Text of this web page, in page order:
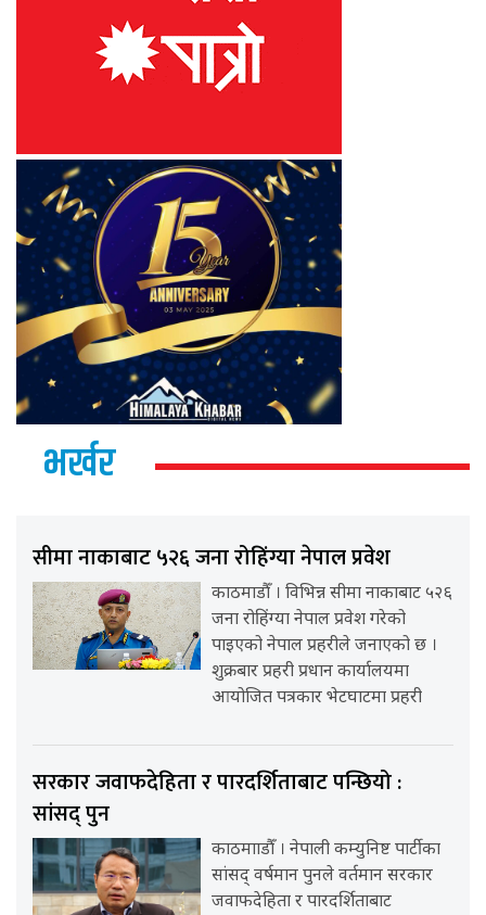
भर्खर
सीमा नाकाबाट ५२६ जना रोहिंग्या नेपाल प्रवेश
काठमाडौँ । विभिन्न सीमा नाकाबाट ५२६
जना रोहिंग्या नेपाल प्रवेश गरेको
पाइएको नेपाल प्रहरीले जनाएको छ ।
शुक्रबार प्रहरी प्रधान कार्यालयमा
आयोजित पत्रकार भेटघाटमा प्रहरी
सरकार जवाफदेहिता र पारदर्शिताबाट पन्छियो :
सांसद् पुन
काठमााडौँ । नेपाली कम्युनिष्ट पार्टीका
सांसद् वर्षमान पुनले वर्तमान सरकार
जवाफदेहिता र पारदर्शिताबाट